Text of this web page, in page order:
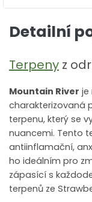
Detailní
Terpeny z
Mountain River je
charakterizovaná
terpenu, který se
nuancemi. Tento
antiinflamační,
ho ideálním pro
zápasící s
terpenů ze